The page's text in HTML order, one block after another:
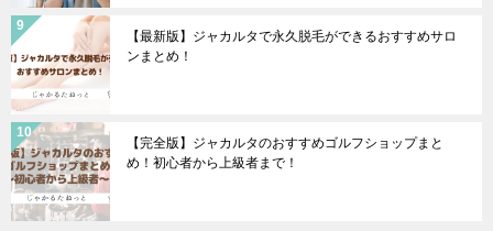
【最新版】ジャカルタで永久脱毛ができるおすすめサロ
ンまとめ！
【完全版】ジャカルタのおすすめゴルフショップまと
め！初心者から上級者まで！